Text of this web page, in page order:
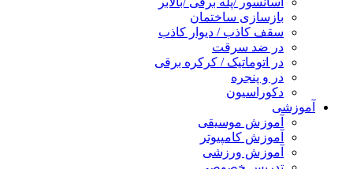
بازسازی ساختمان
سقف کاذب / دیوار کاذب
در ضد سرقت
در اتوماتیک / کرکره برقی
در و پنجره
دکوراسیون
آموزشی
آموزش موسیقی
آموزش کامپیوتر
آموزش ورزشی